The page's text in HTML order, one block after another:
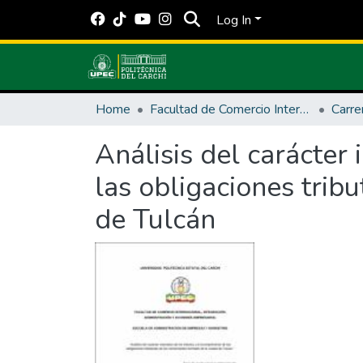
Log In
Home Facultad de Comercio Internacional, Integración, Administración y Economía Empresarial
Análisis del carácter
las obligaciones
de Tulcán